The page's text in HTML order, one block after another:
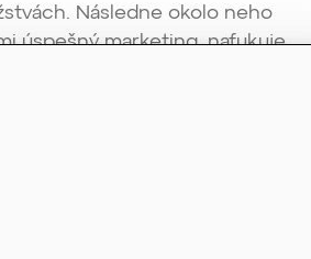
Následne okolo neho
úspešný marketing, nafukuje
ktoré nie sú založené na
neho obrovskú mániu,
momente, keď ten coin vyletí
začnú v obrovských
a na tom jednak,
zarobí, že nakúpila za 0,2
ono to má zároveň ten